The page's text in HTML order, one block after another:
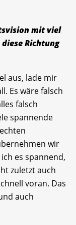
mit viel
Richtung
aus, lade mir
Es wäre falsch
falsch
spannende
wir
es spannend,
zuletzt auch
voran. Das
auch